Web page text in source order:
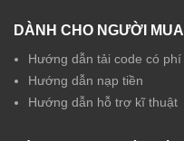
DÀNH CHO NGƯỜI MUA
Hướng dẫn tải code có phí
Hướng dẫn nạp tiền
Hướng dẫn hỗ trợ kĩ thuật